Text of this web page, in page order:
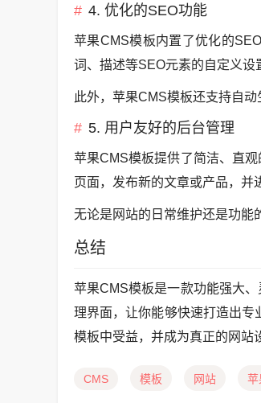
4. 优化的SEO功能
苹果CMS模板内置了优化的
词、描述等SEO元素的自定义设
此外，苹果CMS模板还支持自
5. 用户友好的后台管理
苹果CMS模板提供了简洁、直
页面，发布新的文章或产品，并
无论是网站的日常维护还是功能
总结
苹果CMS模板是一款功能强大
理界面，让你能够快速打造出
模板中受益，并成为真正的网站
CMS 模板 网站 苹